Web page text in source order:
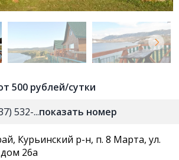
500 рублей/сутки
532-...показать номер
Курьинский р-н, п. 8 Марта, ул.
26а